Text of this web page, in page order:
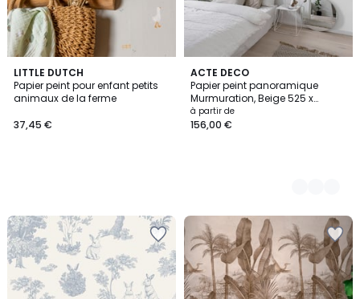
LITTLE DUTCH
Papier peint pour enfant petits
animaux de la ferme
37,45 €
ACTE DECO
Papier peint panoramique
Murmuration, Beige 525 x
250cm
à partir de
156,00 €
3
Couleurs